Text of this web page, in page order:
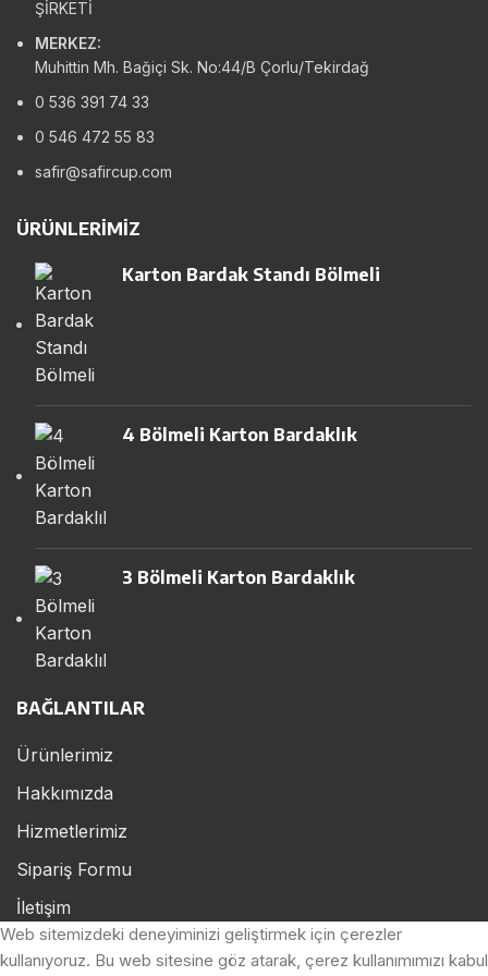
ŞİRKETİ
MERKEZ:
Muhittin Mh. Bağiçi Sk. No:44/B Çorlu/Tekirdağ
0 536 391 74 33
0 546 472 55 83
safir@safircup.com
ÜRÜNLERIMIZ
Karton Bardak Standı Bölmeli
4 Bölmeli Karton Bardaklık
3 Bölmeli Karton Bardaklık
BAĞLANTILAR
Ürünlerimiz
Hakkımızda
Hizmetlerimiz
Sipariş Formu
İletişim
Web sitemizdeki deneyiminizi geliştirmek için çerezler
kullanıyoruz. Bu web sitesine göz atarak, çerez kullanımımızı kabul